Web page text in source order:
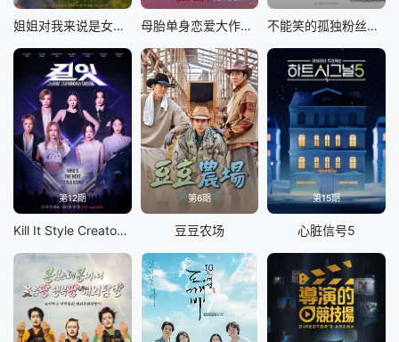
姐姐对我来说是女人2 母胎单身恋爱大作战2 不能笑的孤独粉丝见面会
第12期
Kill It Style Creator War
第6期
豆豆农场
第15期
心脏信号5